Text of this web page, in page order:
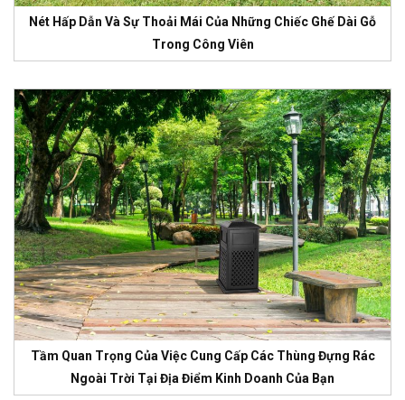
Nét Hấp Dẫn Và Sự Thoải Mái Của Những Chiếc Ghế Dài Gỗ
Trong Công Viên
Tầm Quan Trọng Của Việc Cung Cấp Các Thùng Đựng Rác
Ngoài Trời Tại Địa Điểm Kinh Doanh Của Bạn